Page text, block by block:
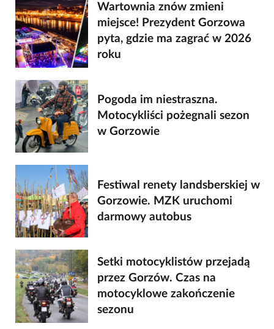
Wartownia znów zmieni
miejsce! Prezydent Gorzowa
pyta, gdzie ma zagrać w 2026
roku
Pogoda im niestraszna.
Motocykliści pożegnali sezon
w Gorzowie
Festiwal renety landsberskiej w
Gorzowie. MZK uruchomi
darmowy autobus
Setki motocyklistów przejadą
przez Gorzów. Czas na
motocyklowe zakończenie
sezonu